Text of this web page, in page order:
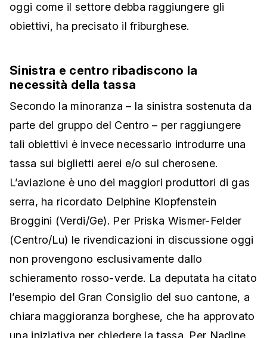
oggi come il settore debba raggiungere gli
obiettivi, ha precisato il friburghese.
Sinistra e centro ribadiscono la
necessità della tassa
Secondo la minoranza – la sinistra sostenuta da
parte del gruppo del Centro – per raggiungere
tali obiettivi è invece necessario introdurre una
tassa sui biglietti aerei e/o sul cherosene.
L’aviazione è uno dei maggiori produttori di gas
serra, ha ricordato Delphine Klopfenstein
Broggini (Verdi/Ge). Per Priska Wismer-Felder
(Centro/Lu) le rivendicazioni in discussione oggi
non provengono esclusivamente dallo
schieramento rosso-verde. La deputata ha citato
l’esempio del Gran Consiglio del suo cantone, a
chiara maggioranza borghese, che ha approvato